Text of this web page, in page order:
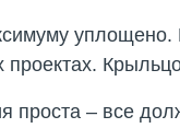
уплощено.
проста – все